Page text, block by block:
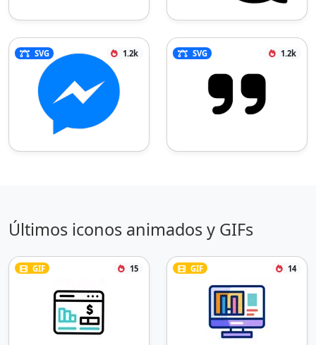
SVG 1.2k SVG 1.2k
Últimos iconos animados y GIFs
GIF 15 GIF 14